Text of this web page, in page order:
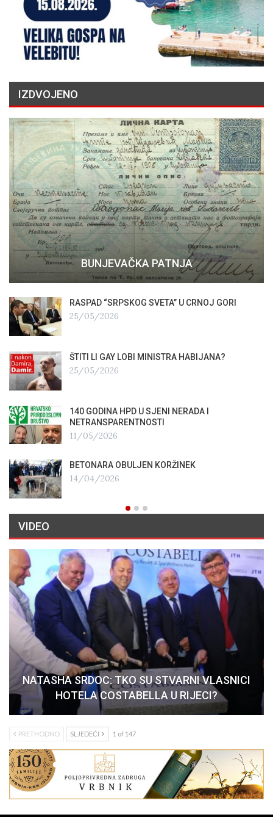
IZDVOJENO
BUNJEVAČKA PATNJA
RASPAD “SRPSKOG SVETA” U CRNOJ GORI
25/05/2026
ŠTITI LI GAY LOBI MINISTRA HABIJANA?
25/05/2026
140 GODINA HPD U SJENI NERADA I
NETRANSPARENTNOSTI
11/05/2026
BETONARA OBULJEN KORŽINEK
14/04/2026
VIDEO
NATASHA SRDOC: TKO SU STVARNI VLASNICI
HOTELA COSTABELLA U RIJECI?
PRETHODNO SLJEDEĆI 1 of 147